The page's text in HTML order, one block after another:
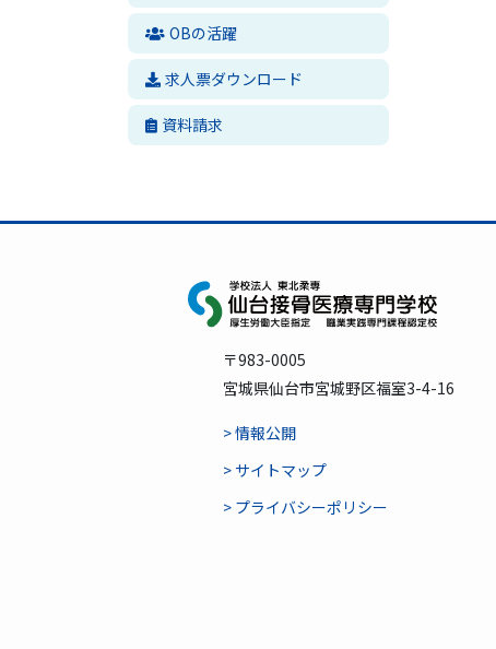
OBの活躍
求人票ダウンロード
資料請求
〒983-0005
宮城県仙台市宮城野区福室3-4-16
> 情報公開
> サイトマップ
> プライバシーポリシー